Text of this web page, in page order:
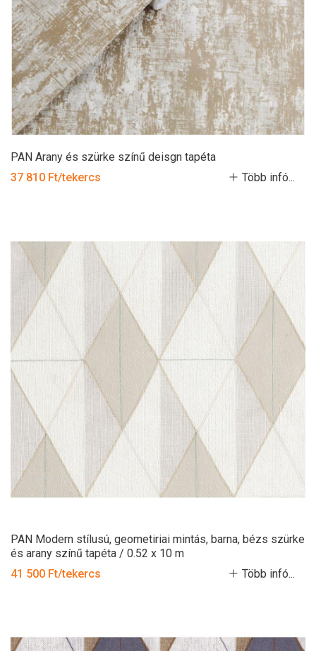
PAN Arany és szürke színű deisgn tapéta
37 810 Ft/tekercs
Több infó...
PAN Modern stílusú, geometiriai mintás, barna, bézs szürke
és arany színű tapéta / 0.52 x 10 m
41 500 Ft/tekercs
Több infó...